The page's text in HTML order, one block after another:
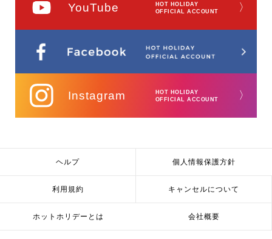
YouTube
HOT HOLIDAY
OFFICIAL ACCOUNT
〉
Instagram
HOT HOLIDAY
OFFICIAL ACCOUNT
〉
ヘルプ 個人情報保護方針
利用規約 キャンセルについて
ホットホリデーとは 会社概要